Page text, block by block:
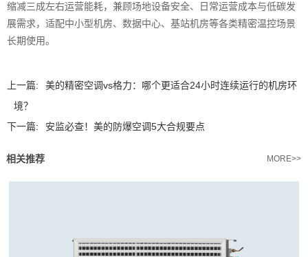
缩减三成左右运营能耗，兼顾场地设备安全、日常运营成本与低碳发
展需求，适配中小型机房、数据中心、基站机房等各类精密温控场景
长期使用。‍
上一篇:
美的精密空调vs格力：哪个更适合24小时连续运行的机房环
境？
下一篇:
安监必查！美的防爆空调5大合规要点
相关推荐 MORE>>